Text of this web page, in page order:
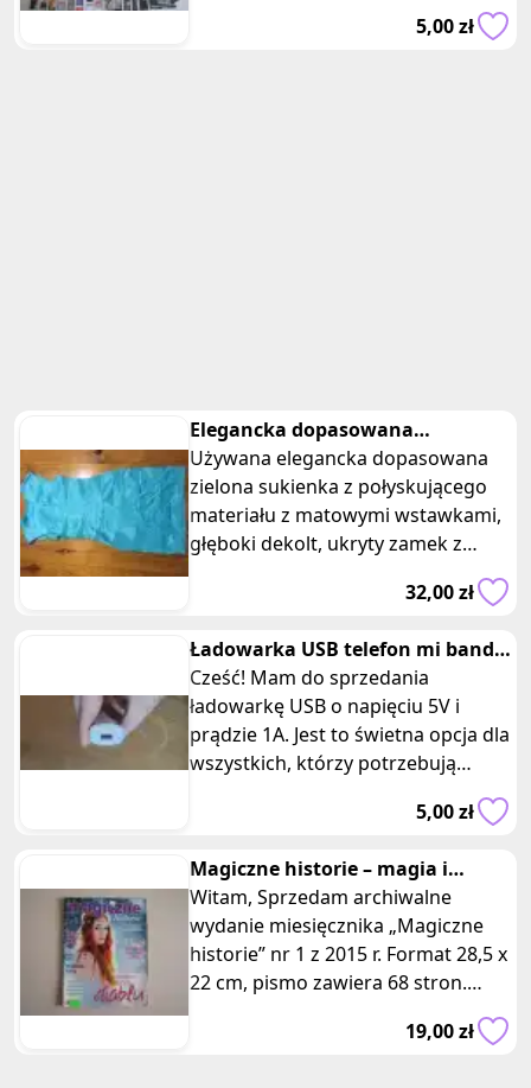
5,00 zł
Elegancka dopasowana
seledynowa sukienka
połyskująca
Używana elegancka dopasowana
zielona sukienka z połyskującego
materiału z matowymi wstawkami,
głęboki dekolt, ukryty zamek z
boku. Bandażowa sukienka w stylu
32,00 zł
Ładowarka USB telefon mi band
e-papieros słuchawki 5V 1A
Cześć! Mam do sprzedania
ładowarkę USB o napięciu 5V i
prądzie 1A. Jest to świetna opcja dla
wszystkich, którzy potrzebują
5,00 zł
Magiczne historie – magia i
ezoteryka, nr 1 z 2015 r.
Witam, Sprzedam archiwalne
wydanie miesięcznika „Magiczne
historie” nr 1 z 2015 r. Format 28,5 x
22 cm, pismo zawiera 68 stron.
19,00 zł